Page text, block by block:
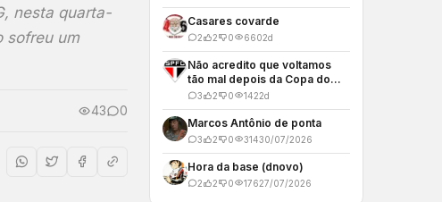
nesta quarta-
sofreu um
43 0
Casares covarde
2 2 0 6602d
Não acredito que voltamos
tão mal depois da Copa do
Mundo
3 2 0 1422d
Marcos Antônio de ponta
3 2 0 31430/07/2026
Hora da base (dnovo)
2 2 0 17627/07/2026